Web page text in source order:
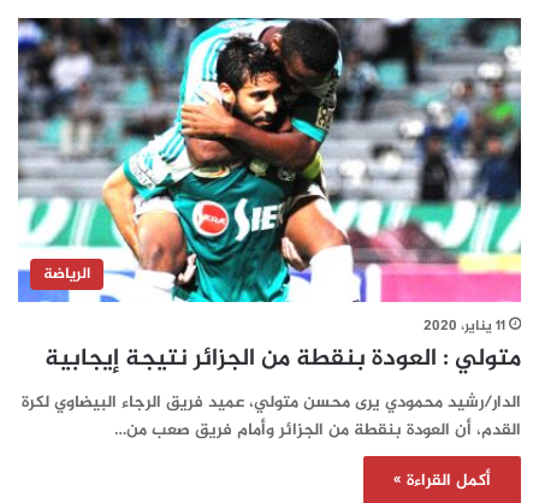
الرياضة
11 يناير، 2020
متولي : العودة بنقطة من الجزائر نتيجة إيجابية
الدار/رشيد محمودي يرى محسن متولي، عميد فريق الرجاء البيضاوي لكرة
القدم، أن العودة بنقطة من الجزائر وأمام فريق صعب من…
أكمل القراءة »